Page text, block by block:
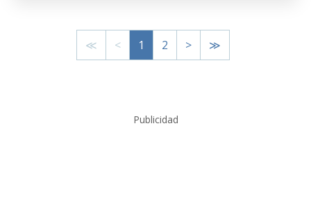
≪ < 1 2 > ≫
Publicidad